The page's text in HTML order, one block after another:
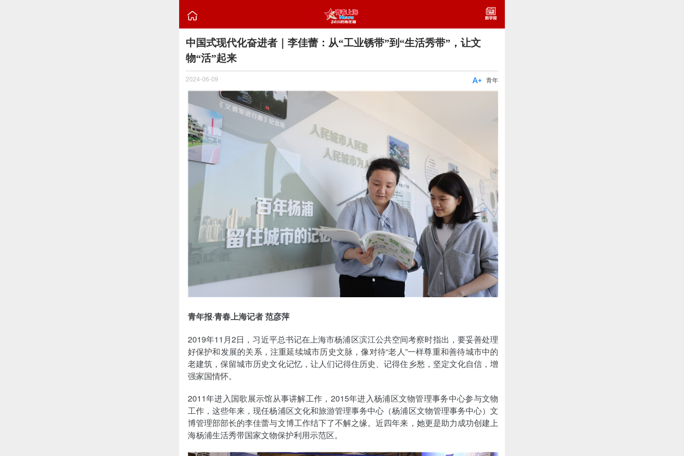

中国式现代化奋进者｜李佳蕾：从“工业锈带”到“生活秀带”，让文
物“活”起来
2024-06-09 青年

青年报·青春上海记者 范彦萍
2019年11月2日，习近平总书记在上海市杨浦区滨江公共空间考察时指出，要妥善处理
好保护和发展的关系，注重延续城市历史文脉，像对待“老人”一样尊重和善待城市中的
老建筑，保留城市历史文化记忆，让人们记得住历史、记得住乡愁，坚定文化自信，增
强家国情怀。
2011年进入国歌展示馆从事讲解工作，2015年进入杨浦区文物管理事务中心参与文物
工作，这些年来，现任杨浦区文化和旅游管理事务中心（杨浦区文物管理事务中心）文
博管理部部长的李佳蕾与文博工作结下了不解之缘。近四年来，她更是助力成功创建上
海杨浦生活秀带国家文物保护利用示范区。